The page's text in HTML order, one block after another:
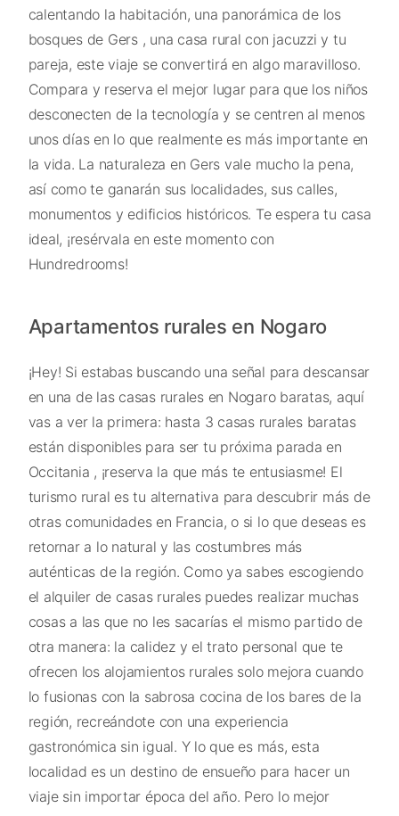
calentando la habitación, una panorámica de los
bosques de Gers , una casa rural con jacuzzi y tu
pareja, este viaje se convertirá en algo maravilloso.
Compara y reserva el mejor lugar para que los niños
desconecten de la tecnología y se centren al menos
unos días en lo que realmente es más importante en
la vida. La naturaleza en Gers vale mucho la pena,
así como te ganarán sus localidades, sus calles,
monumentos y edificios históricos. Te espera tu casa
ideal, ¡resérvala en este momento con
Hundredrooms!
Apartamentos rurales en Nogaro
¡Hey! Si estabas buscando una señal para descansar
en una de las casas rurales en Nogaro baratas, aquí
vas a ver la primera: hasta 3 casas rurales baratas
están disponibles para ser tu próxima parada en
Occitania , ¡reserva la que más te entusiasme! El
turismo rural es tu alternativa para descubrir más de
otras comunidades en Francia, o si lo que deseas es
retornar a lo natural y las costumbres más
auténticas de la región. Como ya sabes escogiendo
el alquiler de casas rurales puedes realizar muchas
cosas a las que no les sacarías el mismo partido de
otra manera: la calidez y el trato personal que te
ofrecen los alojamientos rurales solo mejora cuando
lo fusionas con la sabrosa cocina de los bares de la
región, recreándote con una experiencia
gastronómica sin igual. Y lo que es más, esta
localidad es un destino de ensueño para hacer un
viaje sin importar época del año. Pero lo mejor